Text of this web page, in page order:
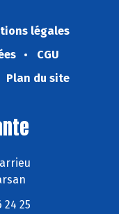
légales
CGU
Plan du site
24 25